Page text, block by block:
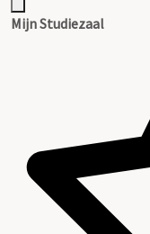
Mijn Studiezaal